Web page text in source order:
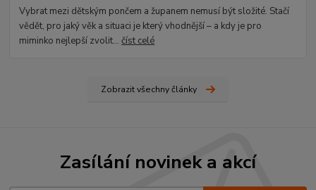
Vybrat mezi dětským pončem a županem nemusí být složité. Stačí
vědět, pro jaký věk a situaci je který vhodnější – a kdy je pro
miminko nejlepší zvolit...číst celé
Zobrazit všechny články
Zasílání novinek a akcí